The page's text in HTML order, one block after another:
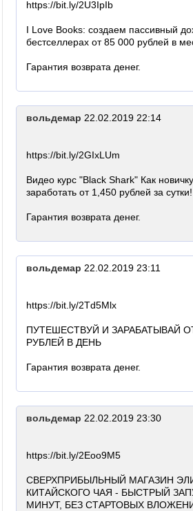
https://bit.ly/2U3IpIb
I Love Books: создаем пассивный
бестселлерах от 85 000 рублей в
Гарантия возврата денег.
вольдемар 22.02.2019 22:14
https://bit.ly/2GIxLUm
Видео курс "Black Shark" Как
заработать от 1,450 рублей за сутки!
Гарантия возврата денег.
вольдемар 22.02.2019 23:11
https://bit.ly/2Td5Mlx
ПУТЕШЕСТВУЙ И ЗАРАБАТЫВАЙ
РУБЛЕЙ В ДЕНЬ
Гарантия возврата денег.
вольдемар 22.02.2019 23:30
https://bit.ly/2Eoo9M5
СВЕРХПРИБЫЛЬНЫЙ МАГАЗИН
КИТАЙСКОГО ЧАЯ - БЫСТРЫЙ
МИНУТ, БЕЗ СТАРТОВЫХ